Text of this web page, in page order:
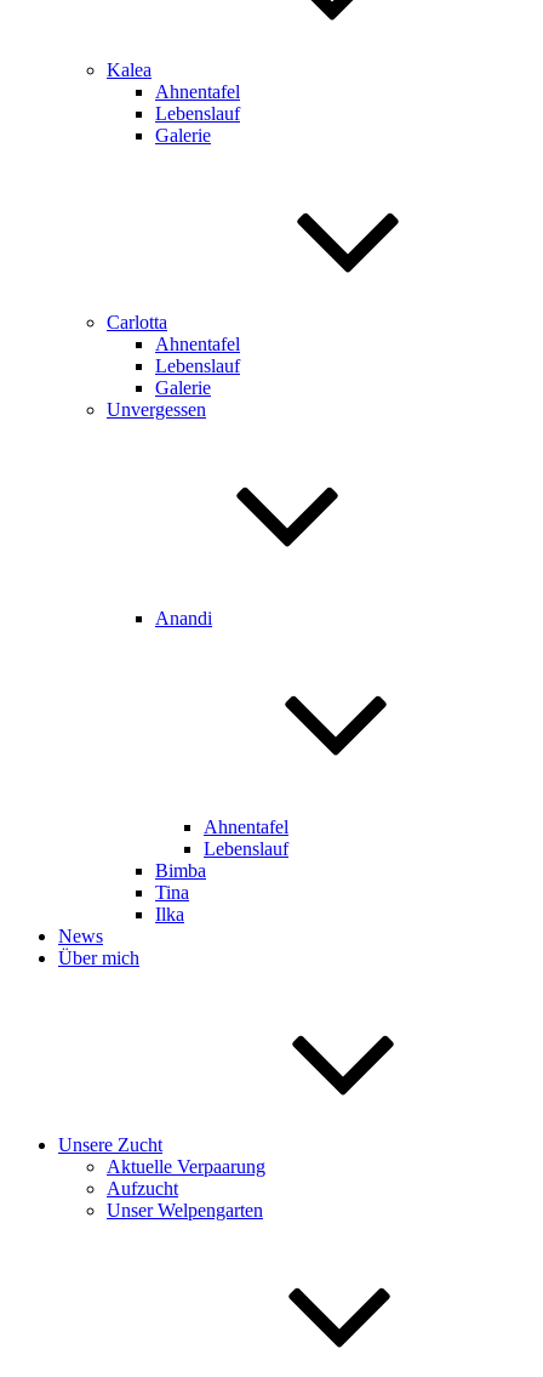
Kalea
Ahnentafel
Lebenslauf
Galerie
Carlotta
Ahnentafel
Lebenslauf
Galerie
Unvergessen
Anandi
Ahnentafel
Lebenslauf
Bimba
Tina
Ilka
News
Über mich
Unsere Zucht
Aktuelle Verpaarung
Aufzucht
Unser Welpengarten